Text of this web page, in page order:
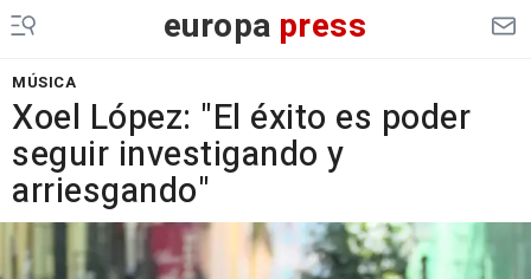
europa press
MÚSICA
Xoel López: "El éxito es poder
seguir investigando y
arriesgando"